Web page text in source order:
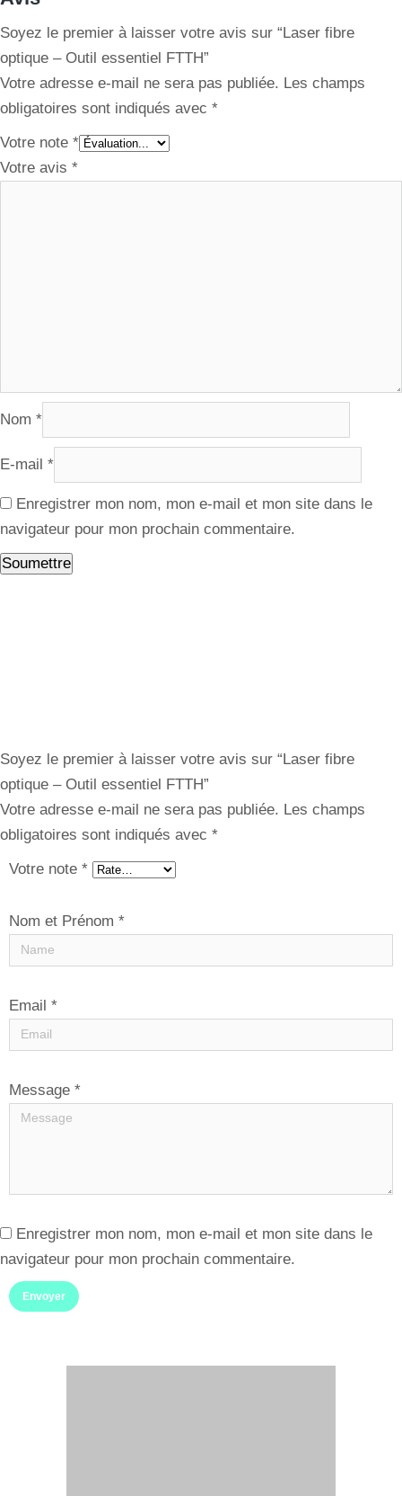
Soyez le premier à laisser votre avis sur “Laser fibre
optique – Outil essentiel FTTH”
Votre adresse e-mail ne sera pas publiée. Les champs
obligatoires sont indiqués avec *
Votre note *
Votre avis *
Nom *
E-mail *
Enregistrer mon nom, mon e-mail et mon site dans le
navigateur pour mon prochain commentaire.
Soyez le premier à laisser votre avis sur “Laser fibre
optique – Outil essentiel FTTH”
Votre adresse e-mail ne sera pas publiée. Les champs
obligatoires sont indiqués avec *
Votre note *
Nom et Prénom *
Email *
Message *
Enregistrer mon nom, mon e-mail et mon site dans le
navigateur pour mon prochain commentaire.
Envoyer